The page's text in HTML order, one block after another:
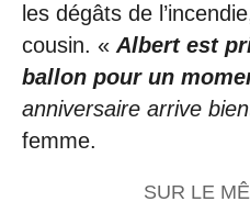
les dégâts de
cousin. « Albert est
ballon pour un
anniversaire arrive
femme.
SUR LE